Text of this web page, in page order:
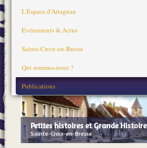
L'Espace d'Artagnan
Evénements & Actus
Sainte-Croix-en-Bresse
Qui sommes-nous ?
Publications
Petites histoires et Grande Histoire
Sainte-Croix-en-Bresse